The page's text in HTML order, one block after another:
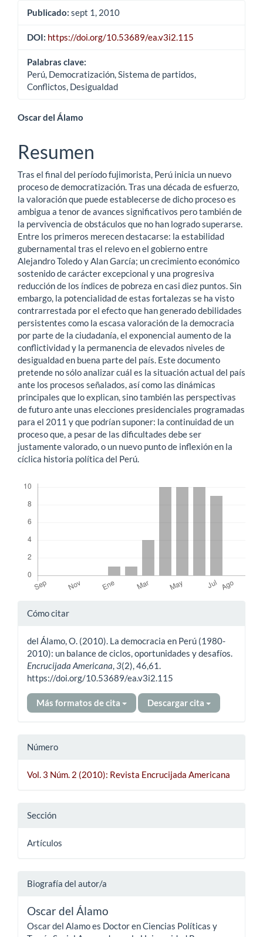
Publicado: sept 1, 2010
DOI: https://doi.org/10.53689/ea.v3i2.115
Palabras clave:
Perú, Democratización, Sistema de partidos,
Conflictos, Desigualdad
Contenido
principal
del
artículo
Oscar del Álamo
Resumen
Tras el final del período fujimorista, Perú inicia un nuevo
proceso de democratización. Tras una década de esfuerzo,
la valoración que puede establecerse de dicho proceso es
ambigua a tenor de avances significativos pero también de
la pervivencia de obstáculos que no han logrado superarse.
Entre los primeros merecen destacarse: la estabilidad
gubernamental tras el relevo en el gobierno entre
Alejandro Toledo y Alan García; un crecimiento económico
sostenido de carácter excepcional y una progresiva
reducción de los índices de pobreza en casi diez puntos. Sin
embargo, la potencialidad de estas fortalezas se ha visto
contrarrestada por el efecto que han generado debilidades
persistentes como la escasa valoración de la democracia
por parte de la ciudadanía, el exponencial aumento de la
conflictividad y la permanencia de elevados niveles de
desigualdad en buena parte del país. Este documento
pretende no sólo analizar cuál es la situación actual del país
ante los procesos señalados, así como las dinámicas
principales que lo explican, sino también las perspectivas
de futuro ante unas elecciones presidenciales programadas
para el 2011 y que podrían suponer: la continuidad de un
proceso que, a pesar de las dificultades debe ser
justamente valorado, o un nuevo punto de inflexión en la
cíclica historia política del Perú.
Detalles
artículo
Cómo citar
del Álamo, O. (2010). La democracia en Perú (1980-
2010): un balance de ciclos, oportunidades y desafíos.
Encrucijada Americana,3(2), 46,61.
https://doi.org/10.53689/ea.v3i2.115
Más formatos de cita Descargar cita
Número
Vol. 3 Núm. 2 (2010): Revista Encrucijada Americana
Sección
Artículos
Biografía del autor/a
Oscar del Álamo
Oscar del Alamo es Doctor en Ciencias Políticas y